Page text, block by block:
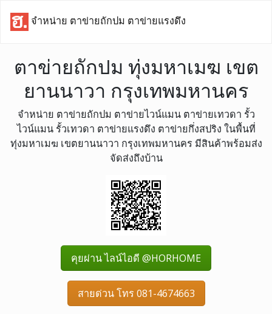
จำหน่าย ตาข่ายถักปม ตาข่ายแรงดึง
ตาข่ายถักปม ทุ่งมหาเมฆ เขต
ยานนาวา กรุงเทพมหานคร
จำหน่าย ตาข่ายถักปม ตาข่ายไวน์แมน ตาข่ายเทวดา รั้ว
ไวน์แมน รั้วเทวดา ตาข่ายแรงดึง ตาข่ายกึ่งสปริง ในพื้นที่
ทุ่งมหาเมฆ เขตยานนาวา กรุงเทพมหานคร มีสินค้าพร้อมส่ง
จัดส่งถึงบ้าน
คุยผ่าน ไลน์ไอดี @HORHOME
สายด่วน โทร 081-4674663